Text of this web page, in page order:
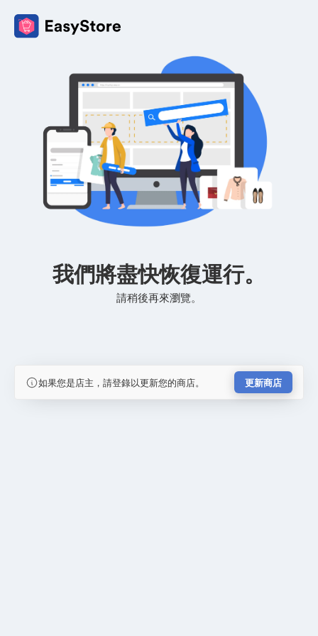
我們將盡快恢復運行。
請稍後再來瀏覽。
如果您是店主，請登錄以更新您的商店。 更新商店